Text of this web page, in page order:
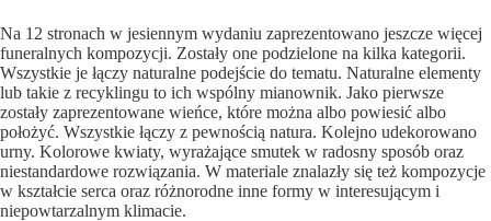
Na 12 stronach w jesiennym wydaniu zaprezentowano jeszcze więcej
funeralnych kompozycji. Zostały one podzielone na kilka kategorii.
Wszystkie je łączy naturalne podejście do tematu. Naturalne elementy
lub takie z recyklingu to ich wspólny mianownik. Jako pierwsze
zostały zaprezentowane wieńce, które można albo powiesić albo
położyć. Wszystkie łączy z pewnością natura. Kolejno udekorowano
urny. Kolorowe kwiaty, wyrażające smutek w radosny sposób oraz
niestandardowe rozwiązania. W materiale znalazły się też kompozycje
w kształcie serca oraz różnorodne inne formy w interesującym i
niepowtarzalnym klimacie.